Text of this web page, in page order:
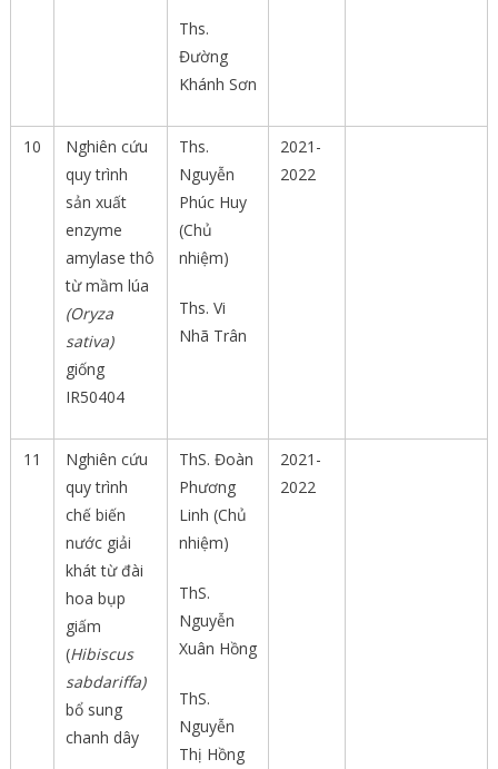
Ths.
Đường
Khánh Sơn
10
Nghiên cứu
quy trình
sản xuất
enzyme
amylase thô
từ mầm lúa
(Oryza
sativa)
giống
IR50404
Ths.
Nguyễn
Phúc Huy
(Chủ
nhiệm)
Ths. Vi
Nhã Trân
2021-
2022
11
Nghiên cứu
quy trình
chế biến
nước giải
khát từ đài
hoa bụp
giấm
(Hibiscus
sabdariffa)
bổ sung
chanh dây
ThS. Đoàn
Phương
Linh (Chủ
nhiệm)
ThS.
Nguyễn
Xuân Hồng
ThS.
Nguyễn
Thị Hồng
2021-
2022